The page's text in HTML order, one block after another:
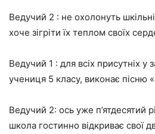
Ведучий 2 : не охолонуть
хоче зігріти їх теплом своїх
Ведучий 1 : для всіх присутніх у
учениця 5 класу, виконає пісню
Ведучий 2: ось уже п’ятдесятий
школа гостинно відкриває свої